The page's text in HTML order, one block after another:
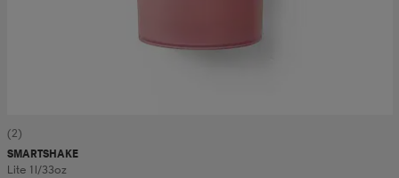
(2)
SMARTSHAKE
Lite 1l/33oz